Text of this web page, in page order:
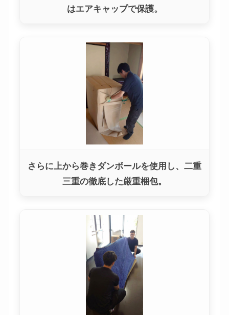
はエアキャップで保護。
さらに上から巻きダンボールを使用し、二重
三重の徹底した厳重梱包。